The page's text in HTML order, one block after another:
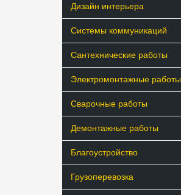
Дизайн интерьера
Системы коммуникаций
Сантехнические работы
Электромонтажные работы
Сварочные работы
Демонтажные работы
Благоустройство
Грузоперевозка